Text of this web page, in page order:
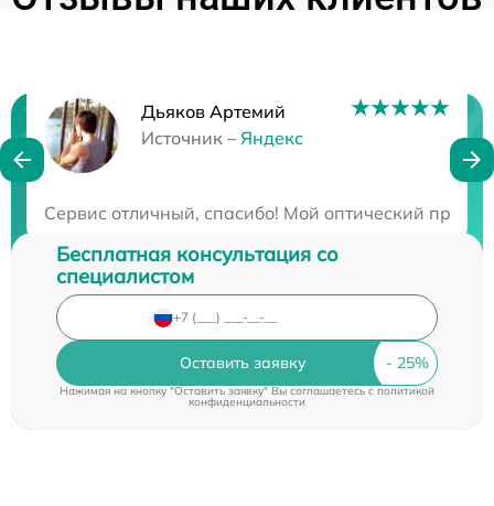
Дьяков Артемий
Источник – Яндекс
Сервис отличный, спасибо! Мой оптический
Нужна консультация?
Бесплатная консультация со
специалистом
Оставить заявку
Нажимая на кнопку "Оставить заявку" Вы соглашаетесь cполитикой
конфиденциальности